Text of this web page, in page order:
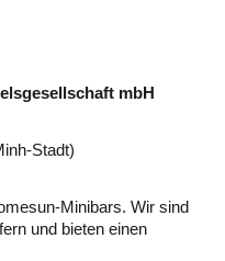
mbH
Stadt)
Minibars. Wir sind
und bieten einen